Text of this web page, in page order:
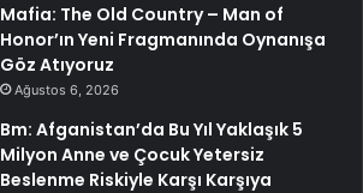
Mafia: The Old Country – Man of
Honor’ın Yeni Fragmanında Oynanışa
Göz Atıyoruz
Ağustos 6, 2026
Bm: Afganistan’da Bu Yıl Yaklaşık 5
Milyon Anne ve Çocuk Yetersiz
Beslenme Riskiyle Karşı Karşıya